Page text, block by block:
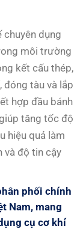
chuyên dụng
môi trường
kết cấu thép,
đóng tàu và lắp
hợp đầu bánh
tăng tốc độ
hiệu quả làm
và độ tin cậy
phối chính
Nam, mang
cụ cơ khí